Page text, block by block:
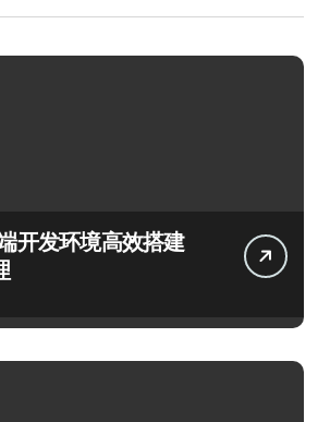
开发环境高效搭建